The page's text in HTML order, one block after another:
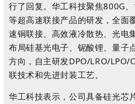
行了回复。华工科技聚焦800G
等超高速联接产品的研发，全面
速铜联接、高效液冷散热、光电
布局硅基光电子、铌酸锂、量子
方向，自主研发DPO/LRO/LPO/
联技术和先进封装工艺。
华工科技表示，公司具备硅光芯